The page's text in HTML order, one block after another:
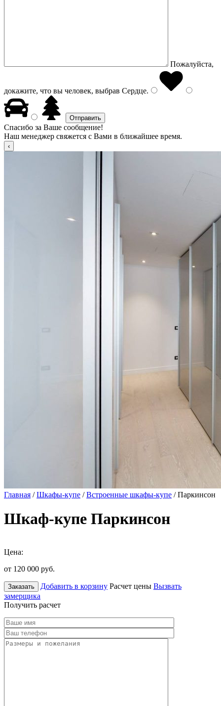
Пожалуйста,
докажите, что вы человек, выбрав Сердце.
Спасибо за Ваше сообщение!
Наш менеджер свяжется с Вами в ближайшее время.
Главная /Шкафы-купе /Встроенные шкафы-купе / Паркинсон
Шкаф-купе Паркинсон
Цена:
от 120 000 руб.
Заказать Добавить в корзину Расчет цены Вызвать
замерщика
Получить расчет